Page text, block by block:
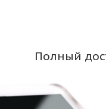
Полный